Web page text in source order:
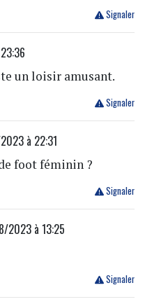
Signaler
un loisir amusant.
Signaler
à 22:31
foot féminin ?
Signaler
2023 à 13:25
Signaler